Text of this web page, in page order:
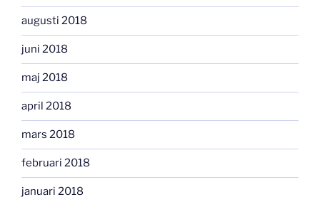
augusti 2018
juni 2018
maj 2018
april 2018
mars 2018
februari 2018
januari 2018